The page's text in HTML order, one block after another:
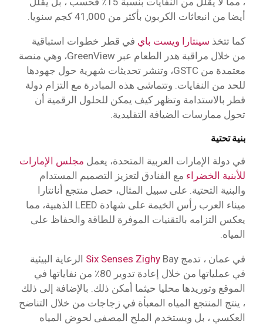
أيضا من انبعاثات الكربون بأكثر من 41,000 كجم سنويا.
كما تتخذ سينتارا ويست باي في قطر خطوات استباقية
من خلال مراقبة هدر الطعام عبر GreenView، وهي منصة
معتمدة من GSTC، وتنشر تحديثات شهرية حول جهودها
للحد من النفايات. وتتماشى هذه المبادرة مع التزام دولة
قطر بالاستدامة وتظهر كيف يمكن للحلول الرقمية أن
تحول ممارسات الضيافة التقليدية.
بنية تحتية
في دولة الإمارات العربية المتحدة، يعمل مجلس الإمارات
للأبنية الخضراء مع الفنادق لتعزيز التصميم المستدام
والبنية التحتية. على سبيل المثال، حصل منتجع أنانتارا
ميناء العرب رأس الخيمة على شهادة LEED الذهبية، مما
يعكس التزامه بالتقنيات الموفرة للطاقة والحفاظ على
المياه.
في عمان ، تدمج Six Senses Zighy Bay الرعاية البيئية
في عملياتها من خلال إعادة تدوير 80٪ من نفاياتها في
الموقع وتوريدها محليا حيثما أمكن ذلك. بالإضافة إلى ذلك
، ينتج المنتجع المياه المعبأة في زجاجات من خلال التناضح
العكسي ، بل ويستخدم الملح المصفى لحوض المياه